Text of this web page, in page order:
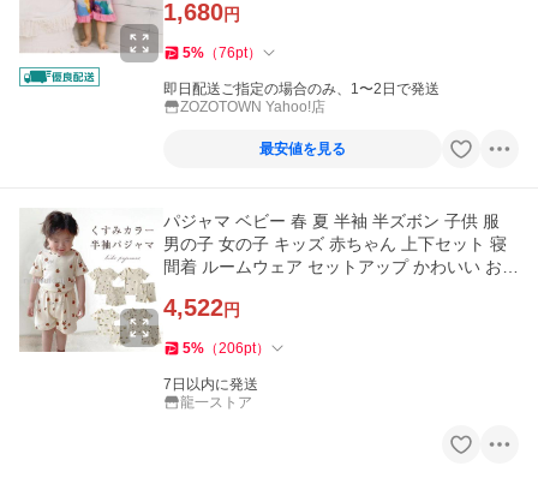
1,680円
5% （76pt）
即日配送ご指定の場合のみ、1〜2日で発送
ZOZOTOWN Yahoo!店
最安値を見る
パジャマ ベビー 春 夏 半袖 半ズボン 子供 服
男の子 女の子 キッズ 赤ちゃん 上下セット 寝
間着 ルームウェア セットアップ かわいい おし
4,522円
5% （206pt）
7日以内に発送
龍一ストア